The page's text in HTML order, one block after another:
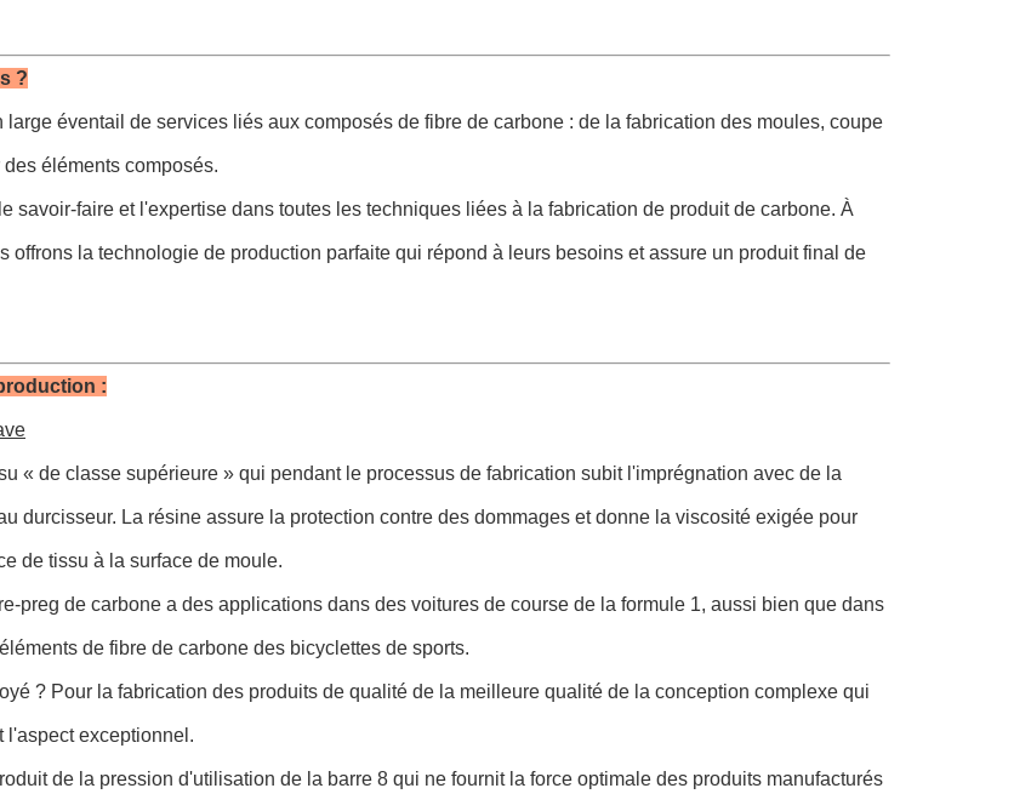
?
large éventail de services liés aux composés de fibre de carbone : de la fabrication des moules, coupe
éléments composés.
savoir-faire et l'expertise dans toutes les techniques liées à la fabrication de produit de carbone. À
offrons la technologie de production parfaite qui répond à leurs besoins et assure un produit final de
:
« de classe supérieure » qui pendant le processus de fabrication subit l'imprégnation avec de la
durcisseur. La résine assure la protection contre des dommages et donne la viscosité exigée pour
de tissu à la surface de moule.
preg de carbone a des applications dans des voitures de course de la formule 1, aussi bien que dans
de fibre de carbone des bicyclettes de sports.
? Pour la fabrication des produits de qualité de la meilleure qualité de la conception complexe qui
l'aspect exceptionnel.
de la pression d'utilisation de la barre 8 qui ne fournit la force optimale des produits manufacturés